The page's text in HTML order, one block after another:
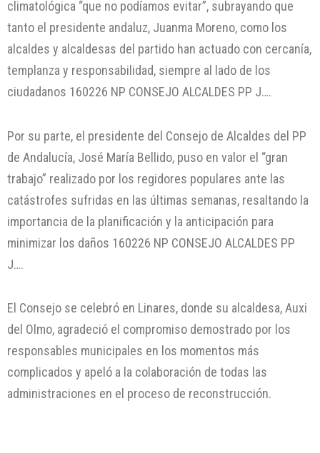
climatológica “que no podíamos evitar”, subrayando que
tanto el presidente andaluz, Juanma Moreno, como los
alcaldes y alcaldesas del partido han actuado con cercanía,
templanza y responsabilidad, siempre al lado de los
ciudadanos 160226 NP CONSEJO ALCALDES PP J….
Por su parte, el presidente del Consejo de Alcaldes del PP
de Andalucía, José María Bellido, puso en valor el “gran
trabajo” realizado por los regidores populares ante las
catástrofes sufridas en las últimas semanas, resaltando la
importancia de la planificación y la anticipación para
minimizar los daños 160226 NP CONSEJO ALCALDES PP
J….
El Consejo se celebró en Linares, donde su alcaldesa, Auxi
del Olmo, agradeció el compromiso demostrado por los
responsables municipales en los momentos más
complicados y apeló a la colaboración de todas las
administraciones en el proceso de reconstrucción.